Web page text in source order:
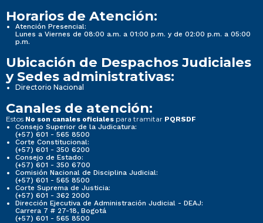
Horarios de Atención:
Atención Presencial:
Lunes a Viernes de 08:00 a.m. a 01:00 p.m. y de 02:00 p.m. a 05:00
p.m.
Ubicación de Despachos Judiciales
y Sedes administrativas:
Directorio Nacional
Canales de atención:
Estos No son canales oficiales para tramitar PQRSDF
Consejo Superior de la Judicatura:
(+57) 601 - 565 8500
Corte Constitucional:
(+57) 601 - 350 6200
Consejo de Estado:
(+57) 601 - 350 6700
Comisión Nacional de Disciplina Judicial:
(+57) 601 - 565 8500
Corte Suprema de Justicia:
(+57) 601 - 362 2000
Dirección Ejecutiva de Administración Judicial - DEAJ:
Carrera 7 # 27-18, Bogotá
(+57) 601 - 565 8500